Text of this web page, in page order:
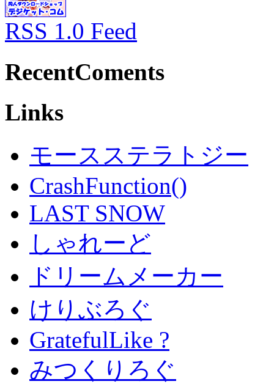
RSS 1.0 Feed
RecentComents
Links
モースステラトジー
CrashFunction()
LAST SNOW
しゃれーど
ドリームメーカー
けりぶろぐ
GratefulLike ?
みつくりろぐ